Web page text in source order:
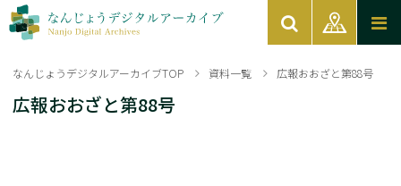
なんじょうデジタルアーカイブTOP 資料一覧 広報おおざと第88号
広報おおざと第88号